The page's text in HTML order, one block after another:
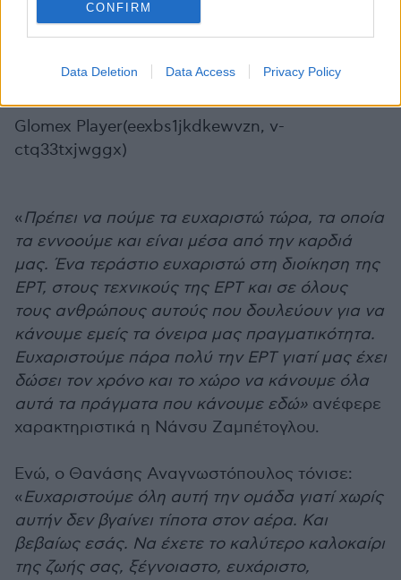
CONFIRM
Data Deletion Data Access Privacy Policy
Ε, αν δεν μας δείτε στις 28 θα μας δείτε
Θανάσης Αναγνωστόπουλος.
Glomex Player(eexbs1jkdkewvzn, v-
ctq33txjwggx)
«Πρέπει να πούμε τα ευχαριστώ τώρα, τα οποία
τα εννοούμε και είναι μέσα από την καρδιά
μας. Ένα τεράστιο ευχαριστώ στη διοίκηση της
ΕΡΤ, στους τεχνικούς της ΕΡΤ και σε όλους
τους ανθρώπους αυτούς που δουλεύουν για να
κάνουμε εμείς τα όνειρα μας πραγματικότητα.
Ευχαριστούμε πάρα πολύ την ΕΡΤ γιατί μας έχει
δώσει τον χρόνο και το χώρο να κάνουμε όλα
αυτά τα πράγματα που κάνουμε εδώ» ανέφερε
χαρακτηριστικά η Νάνσυ Ζαμπέτογλου.
Ενώ, ο Θανάσης Αναγνωστόπουλος τόνισε:
«Ευχαριστούμε όλη αυτή την ομάδα γιατί χωρίς
αυτήν δεν βγαίνει τίποτα στον αέρα. Και
βεβαίως εσάς. Να έχετε το καλύτερο καλοκαίρι
της ζωής σας, ξέγνοιαστο, ευχάριστο,